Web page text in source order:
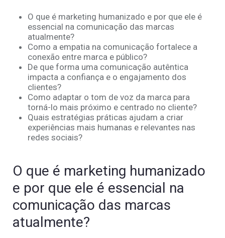
O que é marketing humanizado e por que ele é
essencial na comunicação das marcas
atualmente?
Como a empatia na comunicação fortalece a
conexão entre marca e público?
De que forma uma comunicação autêntica
impacta a confiança e o engajamento dos
clientes?
Como adaptar o tom de voz da marca para
torná-lo mais próximo e centrado no cliente?
Quais estratégias práticas ajudam a criar
experiências mais humanas e relevantes nas
redes sociais?
O que é marketing humanizado
e por que ele é essencial na
comunicação das marcas
atualmente?